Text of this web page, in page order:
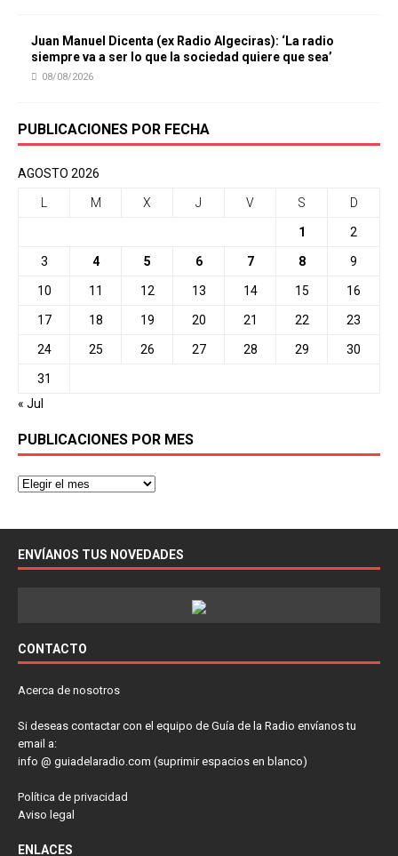
Juan Manuel Dicenta (ex Radio Algeciras): ‘La radio
siempre va a ser lo que la sociedad quiere que sea’
08/08/2026
PUBLICACIONES POR FECHA
AGOSTO 2026
M X J V S D
1 2
3 4 5 6 7 8 9
10 11 12 13 14 15 16
17 18 19 20 21 22 23
24 25 26 27 28 29 30
31
« Jul
PUBLICACIONES POR MES
ENVÍANOS TUS NOVEDADES
CONTACTO
Acerca de nosotros
Si deseas contactar con el equipo de Guía de la Radio envíanos tu
email a:
info @ guiadelaradio.com (suprimir espacios en blanco)
Política de privacidad
Aviso legal
ENLACES